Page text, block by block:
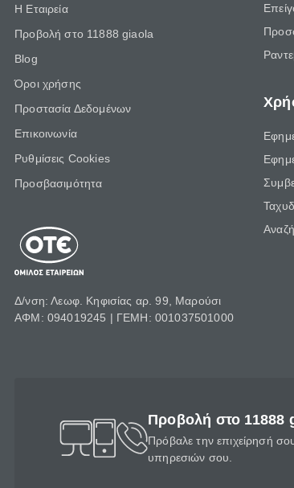
Η Εταιρεία
Προβολή στο 11888 giaola
Blog
Όροι χρήσης
Προστασία Δεδομένων
Επικοινωνία
Ρυθμίσεις Cookies
Προσβασιμότητα
Δ/νση: Λεωφ. Κηφισίας αρ. 99, Μαρούσι
ΑΦΜ: 094019245 | ΓΕΜΗ: 001037501000
Προβολή στο 11888
Πρόβαλε την επιχείρησή
υπηρεσιών σου.